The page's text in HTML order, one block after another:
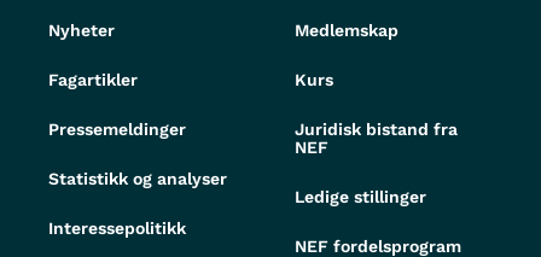
Nyheter
Fagartikler
Pressemeldinger
Statistikk og analyser
Interessepolitikk
Medlemskap
Kurs
Juridisk bistand fra
NEF
Ledige stillinger
NEF fordelsprogram